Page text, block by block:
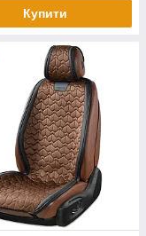
Купити